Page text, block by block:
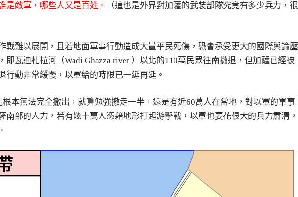
是敵軍，哪些人又是百姓。
（這也是外界對加薩的武裝部隊究竟有多少兵力，很
戰難以展開，且若地面軍事行動造成大量平民死傷，恐會承受更大的國際輿論壓
即瓦迪札拉河（Wadi Ghazza river ）以北的110萬民眾往南撤退，但加薩已經被
行動非常緩慢，以軍給的時限已一延再延。
根本無法完全撤出，就算勉強撤走一半，還是有近60萬人在當地，對以軍的軍事
南部的人力，若有幾十萬人憑藉地形打起游擊戰，以軍也要花很大的兵力肅清，